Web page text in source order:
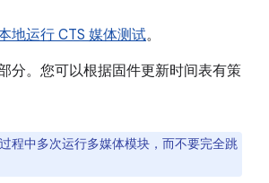
地运行 CTS 媒体测试。
分。您可以根据固件更新时间表有策
程中多次运行多媒体模块，而不要完全跳